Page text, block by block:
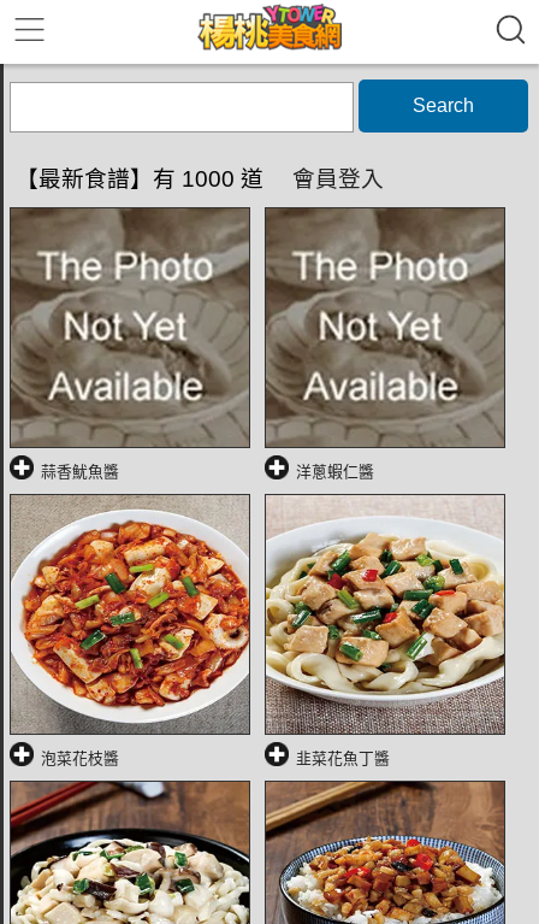
Search
【最新食譜】有 1000 道 會員登入
蒜香魷魚醬 洋蔥蝦仁醬
泡菜花枝醬 韭菜花魚丁醬